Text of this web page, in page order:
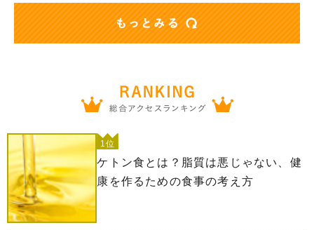
1位
ケトン食とは？脂質は悪じゃない、健
康を作るための食事の考え方